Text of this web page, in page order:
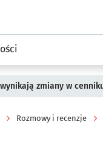
zmiany w
Rozmowy i recenzje